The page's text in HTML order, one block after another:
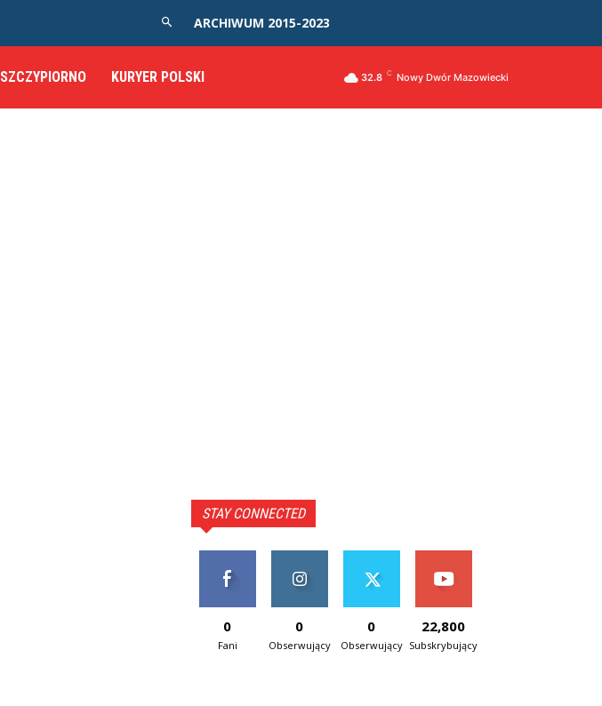
ARCHIWUM 2015-2023
SZCZYPIORNO KURYER POLSKI 32.8 C Nowy Dwór Mazowiecki
STAY CONNECTED
0
Fani
0
Obserwujący
0
Obserwujący
22,800
Subskrybujący